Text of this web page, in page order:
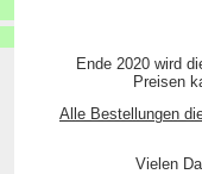
Ende 2020 wird
Preisen
Alle Bestellungen
Vielen